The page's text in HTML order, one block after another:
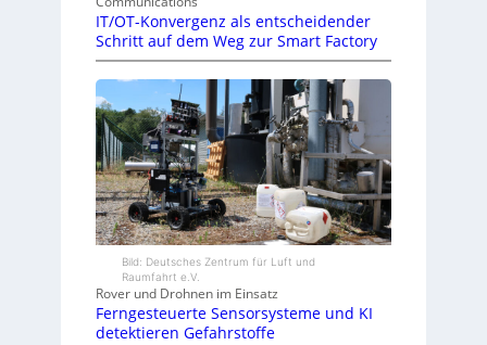
IT/OT-Konvergenz als entscheidender
Schritt auf dem Weg zur Smart Factory
Bild: Deutsches Zentrum für Luft und
Raumfahrt e.V.
Rover und Drohnen im Einsatz
Ferngesteuerte Sensorsysteme und KI
detektieren Gefahrstoffe